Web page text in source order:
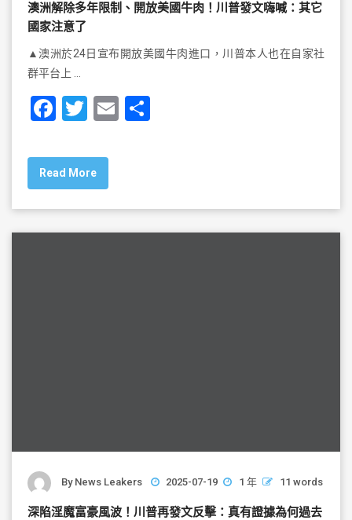
澳洲解除多年限制、開放美國牛肉！川普發文嗨喊：其它
國家注意了
▲澳洲於24日宣布開放美國牛肉進口，川普本人也在自家社
群平台上 …
F
c
e
b
o
T
tt
er
E
Read More
By News Leakers 2025-07-19 1 年 11 words
深陷淫魔富豪風波！川普再發文反擊：真有證據為何過去